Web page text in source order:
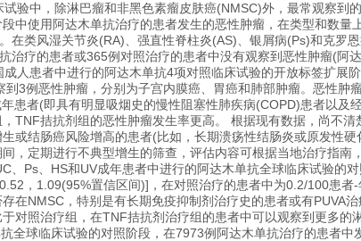
验中，除淋巴瘤和非黑色素瘤皮肤癌(NMSC)外，最常观察到
中使用阿达木单抗治疗的患者发生的恶性肿瘤，在类型和数量
在类风湿关节炎(RA)、强直性脊柱炎(AS)、银屑病(Ps)和克罗
治疗的患者或365例对照治疗的患者中没有观察到恶性肿瘤(阿
人患者中进行的阿达木单抗4项对照临床试验的开放标签扩展
3例恶性肿瘤，分别为子宫内膜癌、胃癌和肺部肿瘤。恶性肿
患者(即具有明显吸烟史的慢性阻塞性肺疾病(COPD)患者以及
TNF拮抗剂组的恶性肿瘤发生率更高。 根据现有数据，尚不
或结肠癌风险增高的患者(比如，长期溃疡性结肠炎或原发性
，定期进行不典型增生的筛查，评估内容可根据当地治疗指
、Ps、HS和UV成年患者中进行的阿达木单抗全球临床试验的
，1.09(95%置信区间)]，在对照治疗的患者中为0.2/100患
在NMSC，特别是有长期免疫抑制剂治疗史的患者或有PUVA
对照治疗组，在TNF拮抗剂治疗组的患者中可以观察到更多的
全球临床试验的对照阶段，在7973例阿达木单抗治疗的患者